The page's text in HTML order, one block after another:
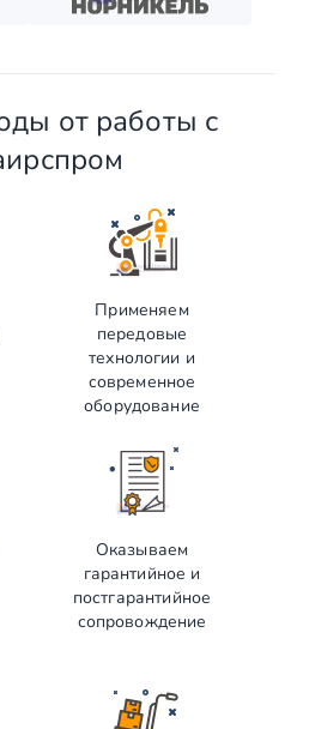
от работы с
Применяем
передовые
технологии и
современное
оборудование
Оказываем
гарантийное и
постгарантийное
сопровождение